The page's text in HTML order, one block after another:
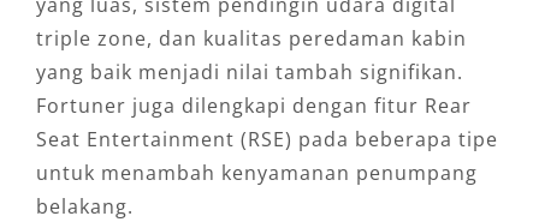
triple zone, dan kualitas peredaman kabin
yang baik menjadi nilai tambah signifikan.
Fortuner juga dilengkapi dengan fitur Rear
Seat Entertainment (RSE) pada beberapa tipe
untuk menambah kenyamanan penumpang
belakang.